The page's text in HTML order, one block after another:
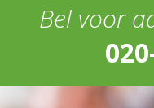
Bel voor